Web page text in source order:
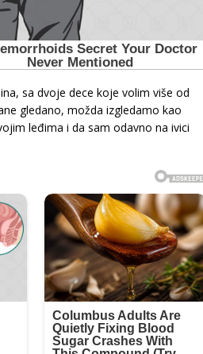
sa dvoje dece koje volim više od
gledano, možda izgledamo kao
leđima i da sam odavno na ivici